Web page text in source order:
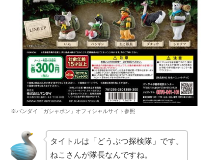
※バンダイ「ガシャポン」オフィシャルサイト参照
タイトルは「どうぶつ探検隊」です。
ねこさんが隊長なんですね。